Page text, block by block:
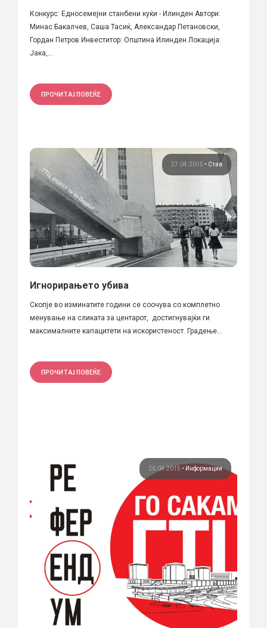
Конкурс: Едносемејни станбени куќи - Илинден Автори:
Минас Бакалчев, Саша Тасиќ, Александар Петановски,
Гордан Петров Инвеститор: Општина Илинден Локација:
Јака,...
ПРОЧИТАЈ ПОВЕЌЕ
27.04.2015 • Став
Игнорирањето убива
Скопје во изминатите години се соочува со комплетно
менување на сликата за центарот, достигнувајќи ги
максималните капацитети на искористеност. Градење...
ПРОЧИТАЈ ПОВЕЌЕ
26.04.2015 • Информации